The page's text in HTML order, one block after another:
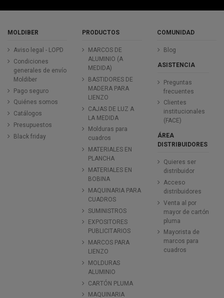
MOLDIBER
Aviso legal - LOPD
Condiciones
generales de envío
Moldiber
Pago seguro
Quiénes somos
Catálogos
Presupuestos
Black friday
PRODUCTOS
MARCOS DE
ALUMINIO (A
MEDIDA)
BASTIDORES DE
MADERA PARA
LIENZO
CAJAS DE LUZ A
LA MEDIDA
Molduras para
cuadros
MATERIALES EN
PLANCHA
MATERIALES EN
BOBINA
MAQUINARIA PARA
CUADROS
SUMINISTROS
EXPOSITORES
PUBLICITARIOS
MARCOS PARA
LIENZO
MOLDURAS
ALUMINIO
CARTÓN PLUMA
MAQUINARIA
COMUNIDAD
Blog
ASISTENCIA
Preguntas
frecuentes
Clientes
institucionales
(FACE)
ÁREA
DISTRIBUIDORES
Quieres ser
distribuidor
Acceso
distribuidores
Venta al por
mayor de cartón
pluma
Mayorista de
marcos para
cuadros